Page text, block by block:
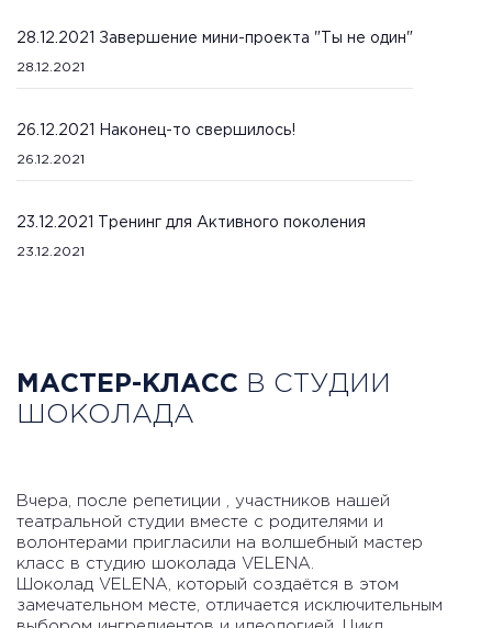
28.12.2021 Завершение мини-проекта "Ты не один"
28.12.2021
26.12.2021 Наконец-то свершилось!
26.12.2021
23.12.2021 Тренинг для Активного поколения
23.12.2021
МАСТЕР-КЛАСС В СТУДИИ
ШОКОЛАДА
Вчера, после репетиции , участников нашей
театральной студии вместе с родителями и
волонтерами пригласили на волшебный мастер
класс в студию шоколада VELENA.
Шоколад VELENA, который создаётся в этом
замечательном месте, отличается исключительным